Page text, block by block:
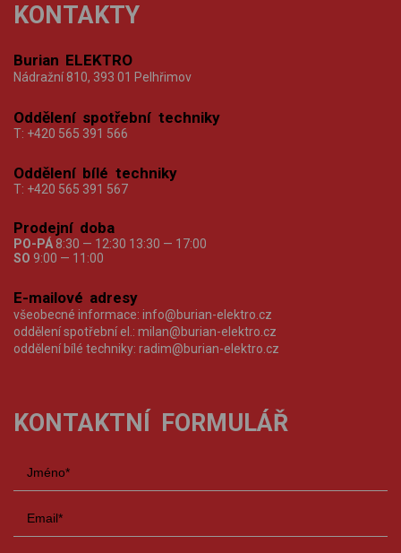
KONTAKTY
Burian ELEKTRO
Nádražní 810, 393 01 Pelhřimov
Oddělení spotřební techniky
T: +420 565 391 566
Oddělení bílé techniky
T: +420 565 391 567
Prodejní doba
PO-PÁ 8:30 — 12:30 13:30 — 17:00
SO 9:00 — 11:00
E-mailové adresy
všeobecné informace: info@burian-elektro.cz
oddělení spotřební el.: milan@burian-elektro.cz
oddělení bílé techniky: radim@burian-elektro.cz
KONTAKTNÍ FORMULÁŘ